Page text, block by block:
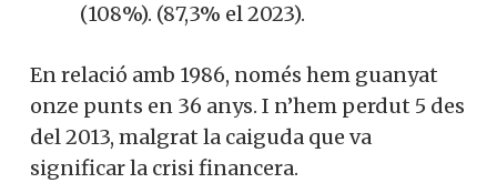
(108%). (87,3% el 2023).
En relació amb 1986, només hem guanyat
onze punts en 36 anys. I n’hem perdut 5 des
del 2013, malgrat la caiguda que va
significar la crisi financera.